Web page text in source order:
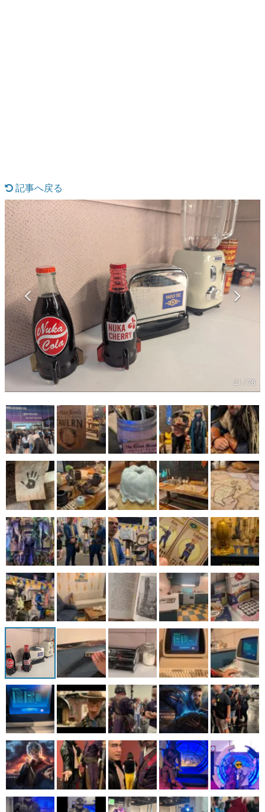
なんでゲームは面白い？
ゲーム開発者・hamatsu氏がゲームの魅力を画面や操作の
具体的な形から解き明かしていく、硬派で骨太な評論連載
です。
ゲームが変えた日本語
「経験値」「裏技」「ラスボス」… ゲームにまつわる言葉
の起源や用法の変遷を、コンピューター文化史研究家・タ
イニーP氏が徹底調査。
カテゴリ
特集記事
マンガ
女性向け
アプリレビュー
その他
電ファミニコゲーマーとは？
運営：株式会社マレ
記事へ戻る
21 / 78